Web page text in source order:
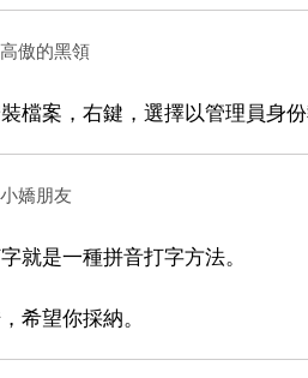
傲的黑領
檔案，右鍵，選擇以管理員身
嬌朋友
就是一種拼音打字方法。
希望你採納。